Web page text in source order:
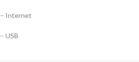
– Internet
– USB